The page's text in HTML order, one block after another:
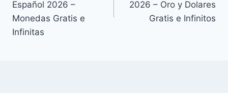
entradas
Español 2026 –
Monedas Gratis e
Infinitas
2026 – Oro y Dolares
Gratis e Infinitos